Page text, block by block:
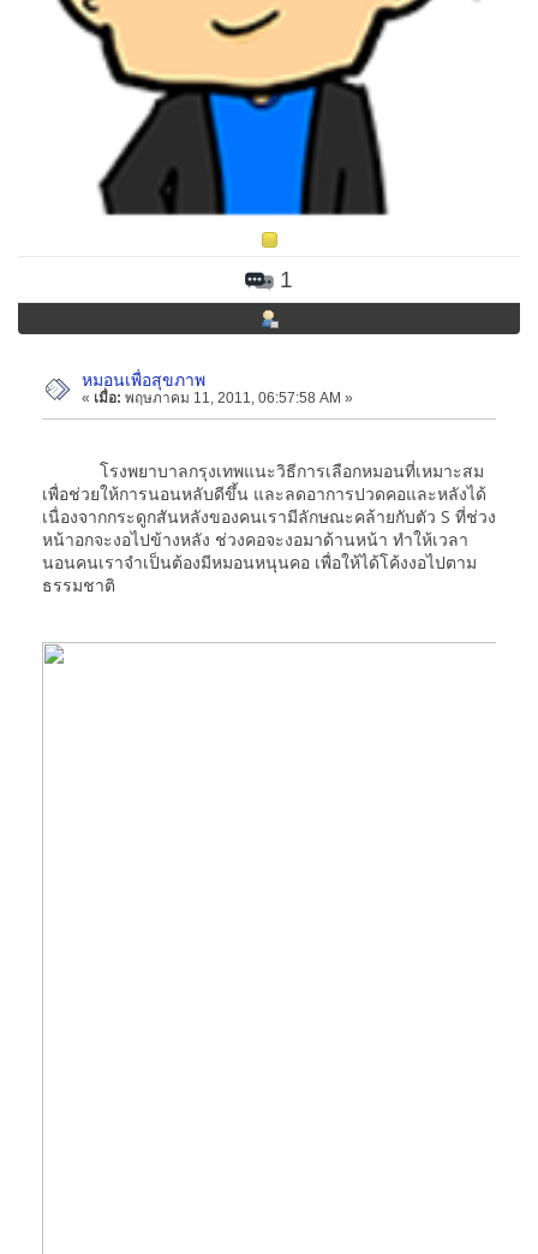
1
หมอนเพื่อสุขภาพ
« เมื่อ: พฤษภาคม 11, 2011, 06:57:58 AM »
โรงพยาบาลกรุงเทพแนะวิธีการเลือกหมอนที่เหมาะสม
เพื่อช่วยให้การนอนหลับดีขึ้น และลดอาการปวดคอและหลังได้
เนื่องจากกระดูกสันหลังของคนเรามีลักษณะคล้ายกับตัว S ที่ช่วง
หน้าอกจะงอไปข้างหลัง ช่วงคอจะงอมาด้านหน้า ทำให้เวลา
นอนคนเราจำเป็นต้องมีหมอนหนุนคอ เพื่อให้ได้โค้งงอไปตาม
ธรรมชาติ